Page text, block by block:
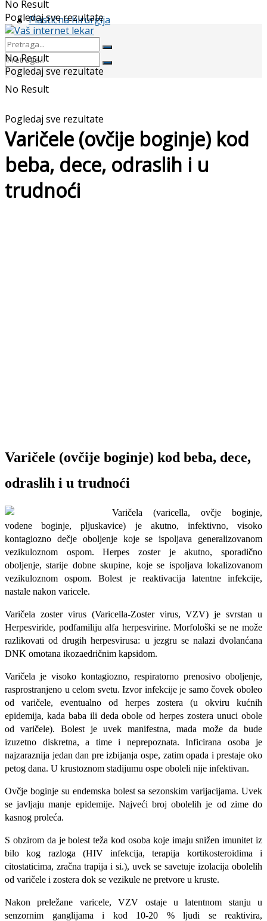
Plastična hirurgija
No Result
Pogledaj sve rezultate
No Result
Pogledaj sve rezultate
No Result
Pogledaj sve rezultate
Varičele (ovčije boginje) kod
beba, dece, odraslih i u
trudnoći
Varičele (ovčije boginje) kod beba, dece,
odraslih i u trudnoći
Varičela (varicella, ovčje boginje,
vodene boginje, pljuskavice) je akutno, infektivno, visoko
kontagiozno dečje oboljenje koje se ispoljava generalizovanom
vezikuloznom ospom. Herpes zoster je akutno, sporadično
oboljenje, starije dobne skupine, koje se ispoljava lokalizovanom
vezikuloznom ospom. Bolest je reaktivacija latentne infekcije,
nastale nakon varicele.
Varičela zoster virus (Varicella-Zoster virus, VZV) je svrstan u
Herpesviride, podfamiliju alfa herpesvirine. Morfološki se ne može
razlikovati od drugih herpesvirusa: u jezgru se nalazi đvolanćana
DNK omotana ikozaedričnim kapsidom.
Varičela je visoko konta­giozno, respiratorno prenosivo oboljenje,
raspro­stranjeno u celom svetu. Izvor infekcije je samo čovek oboleo
od varičele, eventualno od herpes zostera (u okviru kućnih
epidemija, kada baba ili deda obole od herpes zostera unuci obole
od varičele). Bolest je uvek manifestna, mada može da bude
izuzetno diskretna, a time i neprepoznata. Inficirana osoba je
najzaraznija jedan dan pre izbijanja ospe, zatim opada i prestaje oko
petog dana. U krustoznom stadijumu ospe oboleli nije infektivan.
Ovčje boginje su endemska bolest sa sezonskim varijacijama. Uvek
se javljaju manje epidemije. Najveći broj obolelih je od zime do
kasnog proleća.
S obzirom da je bolest teža kod osoba koje imaju snižen imunitet iz
bilo kog razloga (HIV infekcija, terapija kortikosteroidima i
citostaticima, zračna trapija i si.), uvek se savetuje izolacija obolelih
od varičele i zostera dok se vezikule ne pretvore u kruste.
Nakon preležane varicele, VZV ostaje u latentnom stanju u
senzornim ganglijama i kod 10-20 % ljudi se reaktivira,